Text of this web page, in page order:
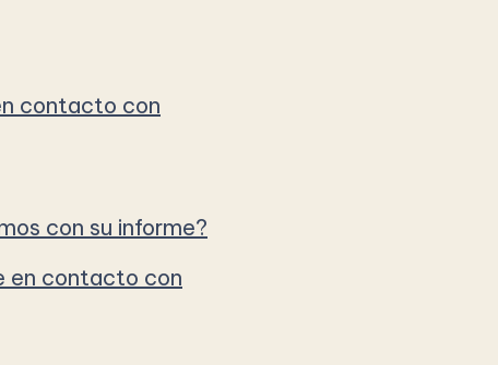
contacto con
con su informe?
en contacto con